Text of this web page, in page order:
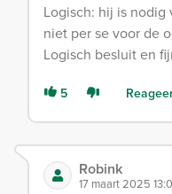
Logisch: hij is nodig
niet per se voor de
Logisch besluit en
5
Robink
17 maart 2025